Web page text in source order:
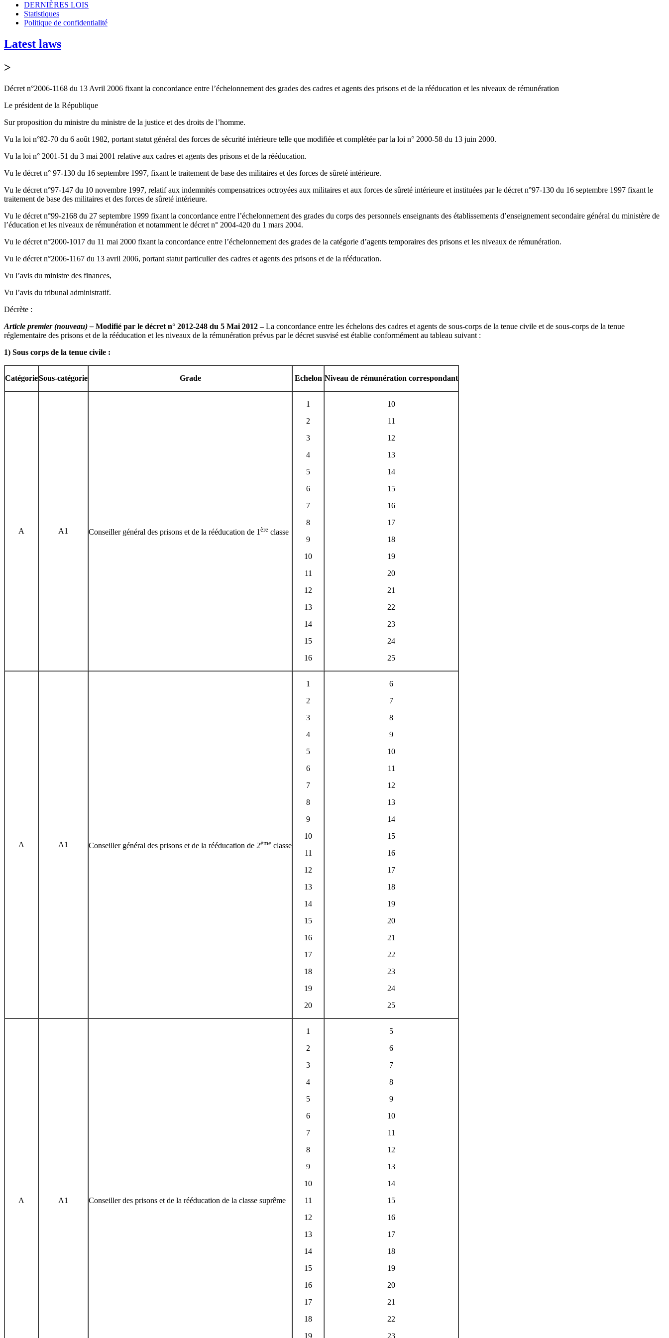
DERNIÈRES LOIS
Statistiques
Politique de confidentialité
Latest laws
>
Décret n°2006-1168 du 13 Avril 2006 fixant la concordance entre l’échelonnement des grades des cadres et agents des prisons et de la rééducation et les niveaux de rémunération
Le président de la République
Sur proposition du ministre du ministre de la justice et des droits de l’homme.
Vu la loi n°82-70 du 6 août 1982, portant statut général des forces de sécurité intérieure telle que modifiée et complétée par la loi n° 2000-58 du 13 juin 2000.
Vu la loi n° 2001-51 du 3 mai 2001 relative aux cadres et agents des prisons et de la rééducation.
Vu le décret n° 97-130 du 16 septembre 1997, fixant le traitement de base des militaires et des forces de sûreté intérieure.
Vu le décret n°97-147 du 10 novembre 1997, relatif aux indemnités compensatrices octroyées aux militaires et aux forces de sûreté intérieure et instituées par le décret n°97-130 du 16 septembre 1997 fixant le
traitement de base des militaires et des forces de sûreté intérieure.
Vu le décret n°99-2168 du 27 septembre 1999 fixant la concordance entre l’échelonnement des grades du corps des personnels enseignants des établissements d’enseignement secondaire général du ministère de
l’éducation et les niveaux de rémunération et notamment le décret n° 2004-420 du 1 mars 2004.
Vu le décret n°2000-1017 du 11 mai 2000 fixant la concordance entre l’échelonnement des grades de la catégorie d’agents temporaires des prisons et les niveaux de rémunération.
Vu le décret n°2006-1167 du 13 avril 2006, portant statut particulier des cadres et agents des prisons et de la rééducation.
Vu l’avis du ministre des finances,
Vu l’avis du tribunal administratif.
Décrète :
Article premier (nouveau) – Modifié par le décret n° 2012-248 du 5 Mai 2012 –La concordance entre les échelons des cadres et agents de sous-corps de la tenue civile et de sous-corps de la tenue
réglementaire des prisons et de la rééducation et les niveaux de la rémunération prévus par le décret susvisé est établie conformément au tableau suivant :
1) Sous corps de la tenue civile :
CatégorieSous-catégorie Grade Echelon Niveau de rémunération correspondant
A A1 Conseiller général des prisons et de la rééducation de 1 ère classe
1
2
3
4
5
6
7
8
9
10
11
12
13
14
15
16
10
11
12
13
14
15
16
17
18
19
20
21
22
23
24
25
A A1 Conseiller général des prisons et de la rééducation de 2ème classe
1
2
3
4
5
6
7
8
9
10
11
12
13
14
15
16
17
18
19
20
6
7
8
9
10
11
12
13
14
15
16
17
18
19
20
21
22
23
24
25
A A1 Conseiller des prisons et de la rééducation de la classe suprême
1
2
3
4
5
6
7
8
9
10
11
12
13
14
15
16
17
18
19
5
6
7
8
9
10
11
12
13
14
15
16
17
18
19
20
21
22
23